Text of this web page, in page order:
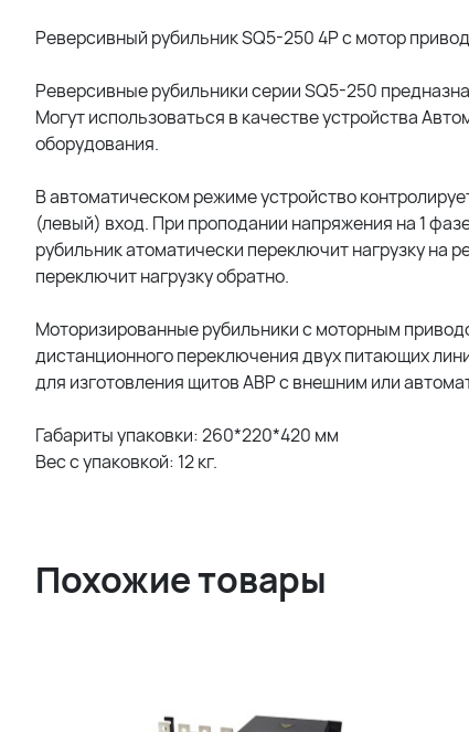
Реверсивный рубильник SQ5-250 4P с мотор
Реверсивные рубильники серии SQ5-250
Могут использоваться в качестве устройства
оборудования.
В автоматическом режиме устройство
(левый) вход. При проподании напряжения на 1
рубильник атоматически переключит нагрузку на
переключит нагрузку обратно.
Моторизированные рубильники с моторным
дистанционного переключения двух питающих
для изготовления щитов АВР с внешним или
Габариты упаковки: 260*220*420 мм
Вес с упаковкой: 12 кг.
Похожие товары